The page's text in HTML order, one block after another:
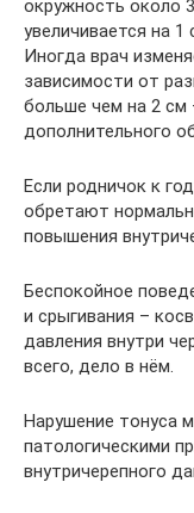
окружность около
увеличивается на
Иногда врач
зависимости от
больше чем на 2 см
дополнительного
Если родничок к
обретают
повышения
Беспокойное
и срыгивания –
давления внутри
всего, дело в нём.
Нарушение тонуса
патологическими
внутричерепного